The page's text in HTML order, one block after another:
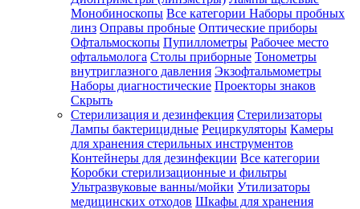
Монобиноскопы Все категории Наборы пробных
линз Оправы пробные Оптические приборы
Офтальмоскопы Пупиллометры Рабочее место
офтальмолога Столы приборные Тонометры
внутриглазного давления Экзофтальмометры
Наборы диагностические Проекторы знаков
Скрыть
Стерилизация и дезинфекция Стерилизаторы
Лампы бактерицидные Рециркуляторы Камеры
для хранения стерильных инструментов
Контейнеры для дезинфекции Все категории
Коробки стерилизационные и фильтры
Ультразвуковые ванны/мойки Утилизаторы
медицинских отходов Шкафы для хранения